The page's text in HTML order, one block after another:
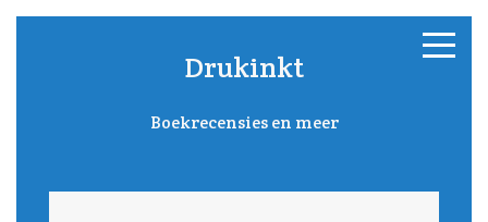
Drukinkt
Boekrecensies en meer